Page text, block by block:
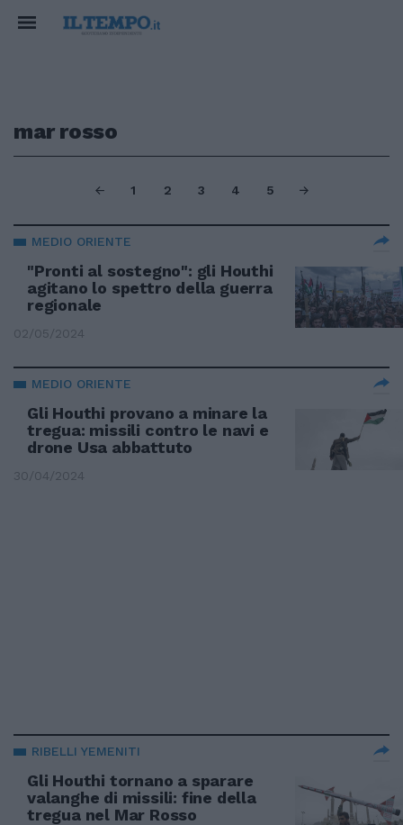
mar rosso
1 2 3 4 5
MEDIO ORIENTE
"Pronti al sostegno": gli Houthi
agitano lo spettro della guerra
regionale
02/05/2024
MEDIO ORIENTE
Gli Houthi provano a minare la
tregua: missili contro le navi e
drone Usa abbattuto
30/04/2024
RIBELLI YEMENITI
Gli Houthi tornano a sparare
valanghe di missili: fine della
tregua nel Mar Rosso